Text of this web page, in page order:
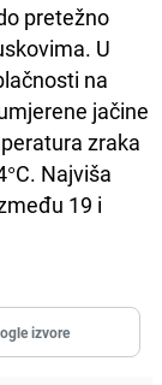
pretežno
U
na
jačine
zraka
Najviša
19 i
izvore